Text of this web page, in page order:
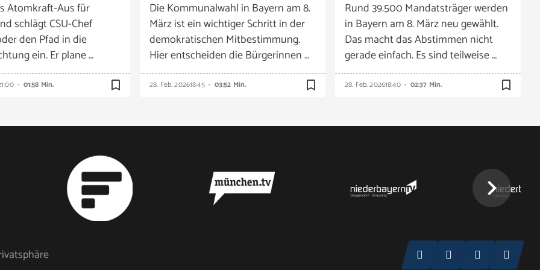
Atomkraft-Aus für
schlägt CSU-Chef
den Pfad in die
ein. Er plane …
01:58 Min. bookmark_border
Die Kommunalwahl in Bayern am 8.
März ist ein wichtiger Schritt in der
demokratischen Mitbestimmung.
Hier entscheiden die Bürgerinnen …
28. Feb. 202618:45 03:52 Min. bookmark_border
Rund 39.500 Mandatsträger werden
in Bayern am 8. März neu gewählt.
Das macht das Abstimmen nicht
gerade einfach. Es sind teilweise …
28. Feb. 202618:40 02:37 Min. bookmark_border
chevron_right